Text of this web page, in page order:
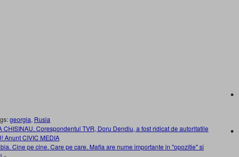
georgia, Rusia
CHISINAU. Corespondentul TVR, Doru Dendiu, a fost ridicat de autoritatile
Anunt CIVIC MEDIA
Cine pe cine. Care pe care. Mafia are nume importante in "opozitie" si